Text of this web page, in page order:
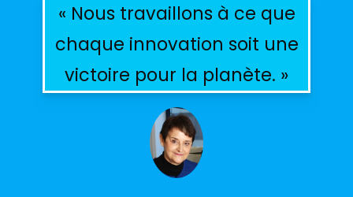
« Nous travaillons à ce que
chaque innovation soit une
victoire pour la planète. »